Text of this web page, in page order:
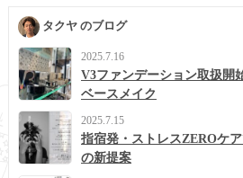
タクヤ のブログ
2025.7.16
V3ファンデーション取扱開
ベースメイク
2025.7.15
指宿発・ストレスZEROケ
の新提案